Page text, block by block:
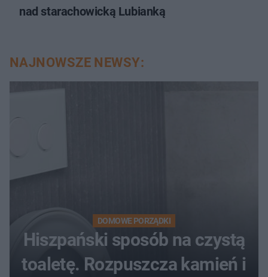
nad starachowicką Lubianką
NAJNOWSZE NEWSY:
DOMOWE PORZĄDKI
Hiszpański sposób na czystą
toaletę. Rozpuszcza kamień i